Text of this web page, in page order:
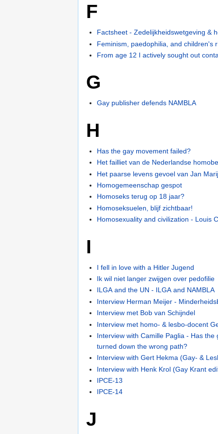
F
Factsheet - Zedelijkheidswetgeving &
Feminism, paedophilia, and children's
From age 12 I actively sought out
G
Gay publisher defends NAMBLA
H
Has the gay movement failed?
Het failliet van de Nederlandse
Het paarse levens gevoel van Jan
Homogemeenschap gespot
Homoseks terug op 18 jaar?
Homoseksuelen, blijf zichtbaar!
Homosexuality and civilization - Louis
I
I fell in love with a Hitler Jugend
Ik wil niet langer zwijgen over pedofilie
ILGA and the UN - ILGA and NAMBLA
Interview Herman Meijer -
Interview met Bob van Schijndel
Interview met homo- & lesbo-docent
Interview with Camille Paglia - Has the
turned down the wrong path?
Interview with Gert Hekma (Gay- &
Interview with Henk Krol (Gay Krant
IPCE-13
IPCE-14
J